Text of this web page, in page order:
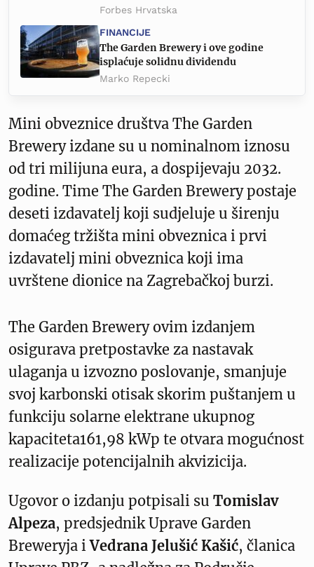
Forbes Hrvatska
FINANCIJE
The Garden Brewery i ove godine
isplaćuje solidnu dividendu
Marko Repecki
Mini obveznice društva The Garden
Brewery izdane su u nominalnom iznosu
od tri milijuna eura, a dospijevaju 2032.
godine. Time The Garden Brewery postaje
deseti izdavatelj koji sudjeluje u širenju
domaćeg tržišta mini obveznica i prvi
izdavatelj mini obveznica koji ima
uvrštene dionice na Zagrebačkoj burzi.
The Garden Brewery ovim izdanjem
osigurava pretpostavke za nastavak
ulaganja u izvozno poslovanje, smanjuje
svoj karbonski otisak skorim puštanjem u
funkciju solarne elektrane ukupnog
kapaciteta161,98 kWp te otvara mogućnost
realizacije potencijalnih akvizicija.
Ugovor o izdanju potpisali su Tomislav
Alpeza, predsjednik Uprave Garden
Breweryja iVedrana Jelušić Kašić, članica